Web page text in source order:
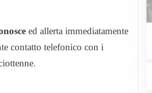
ed allerta immediatamente
contatto telefonico con i